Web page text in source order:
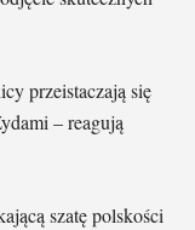
przeistaczają się
– reagują
szatę polskości